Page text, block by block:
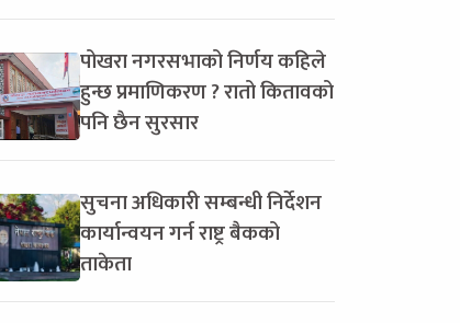
पोखरा नगरसभाको निर्णय कहिले
हुन्छ प्रमाणिकरण ? रातो कितावको
पनि छैन सुरसार
सुचना अधिकारी सम्बन्धी निर्देशन
कार्यान्वयन गर्न राष्ट्र बैकको
ताकेता